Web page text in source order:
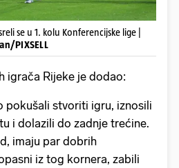
se u 1. kolu Konferencijske lige |
PIXSELL
igrača Rijeke je dodao:
pokušali stvoriti igru, iznosili
i dolazili do zadnje trećine.
imaju par dobrih
iz tog kornera, zabili